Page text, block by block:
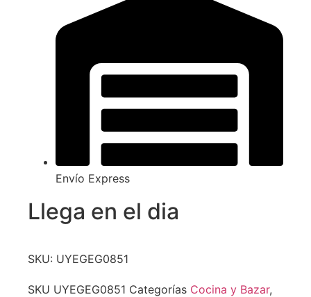
Envío Express
Llega en el dia
SKU: UYEGEG0851
SKU UYEGEG0851 Categorías Cocina y Bazar,